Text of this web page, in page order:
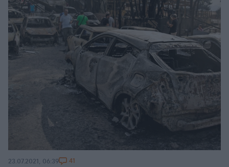
23.07.2021, 06:39 41